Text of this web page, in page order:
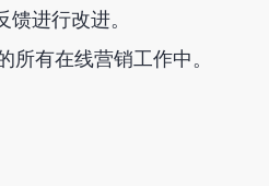
进行改进。
有在线营销工作中。